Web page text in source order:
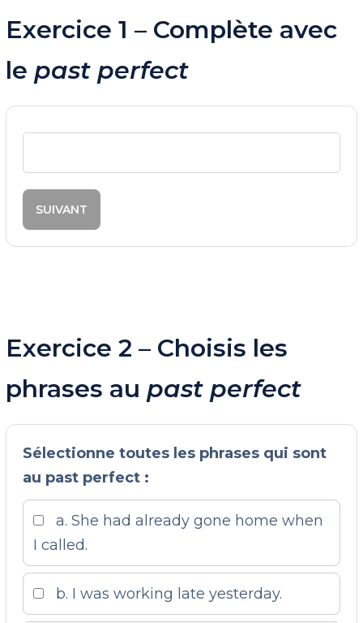
Exercice 1 – Complète avec
le past perfect
SUIVANT
Exercice 2 – Choisis les
phrases au past perfect
Sélectionne toutes les phrases qui sont
au past perfect :
a. She had already gone home when
I called.
b. I was working late yesterday.